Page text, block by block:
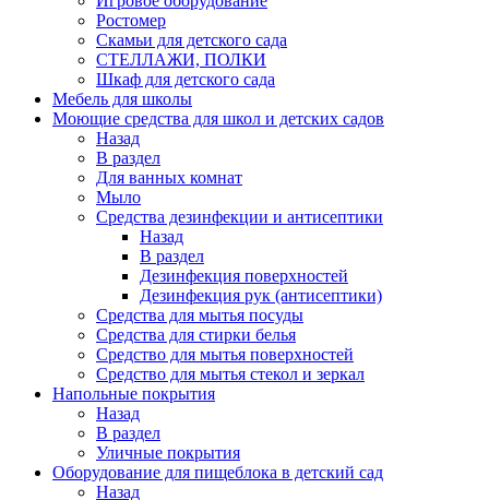
Ростомер
Скамьи для детского сада
СТЕЛЛАЖИ, ПОЛКИ
Шкаф для детского сада
Мебель для школы
Моющие средства для школ и детских садов
Назад
В раздел
Для ванных комнат
Мыло
Средства дезинфекции и антисептики
Назад
В раздел
Дезинфекция поверхностей
Дезинфекция рук (антисептики)
Средства для мытья посуды
Средства для стирки белья
Средство для мытья поверхностей
Средство для мытья стекол и зеркал
Напольные покрытия
Назад
В раздел
Уличные покрытия
Оборудование для пищеблока в детский сад
Назад